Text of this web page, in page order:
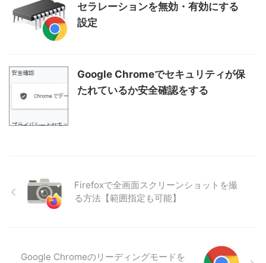
セラレーションを無効・有効にする
設定
Google Chromeでセキュリティが保
たれているか安全確認をする
Firefoxで全画面スクリーンショットを撮
る方法【範囲指定も可能】
Google Chromeのリーディングモードを